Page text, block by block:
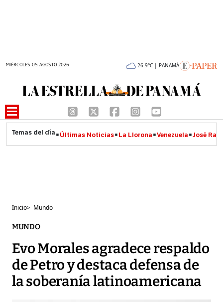
MIÉRCOLES 05 AGOSTO 2026 26.9°C | PANAMÁ
Últimas Noticias La Llorona Venezuela José
Inicio> Mundo
MUNDO
Evo Morales agradece respaldo
de Petro y destaca defensa de
la soberanía latinoamericana